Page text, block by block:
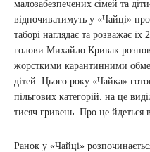
малозабезпечених сімей та
відпочиватимуть у «Чайці»
таборі наглядає та розважає їх
голови Михайло Кривак
жорсткими карантинними
дітей. Цього року «Чайка»
пільгових категорій. на це
тисяч гривень. Про це йдеться
Ранок у «Чайці»